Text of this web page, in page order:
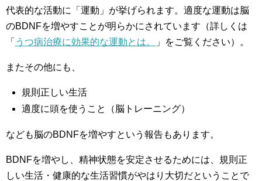
代表的な活動に「運動」が挙げられます。適度な運動は脳
のBDNFを増やすことが明らかにされています（詳しくは
「 うつ病治療に効果的な運動とは。 」をご覧ください）。
またその他にも、
規則正しい生活
適度に頭を使うこと（脳トレーニング）
なども脳のBDNFを増やすという報告もあります。
BDNFを増やし、精神状態を安定させるためには、規則正
しい生活・健康的な生活習慣がやはり大切だということで